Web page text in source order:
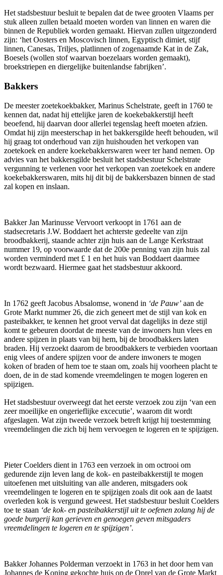
Het stadsbestuur besluit te bepalen dat de twee grooten Vlaams per
stuk alleen zullen betaald moeten worden van linnen en waren die
binnen de Republiek worden gemaakt. Hiervan zullen uitgezonderd
zijn: ‘het Oosters en Moscovisch linnen, Egyptisch dimiet, stijf
linnen, Canesas, Triljes, platlinnen of zogenaamde Kat in de Zak,
Boesels (wollen stof waarvan boezelaars worden gemaakt),
broekstriepen en diergelijke buitenlandse fabrijken’.
Bakkers
De meester zoetekoekbakker, Marinus Schelstrate, geeft in 1760 te
kennen dat, nadat hij ettelijke jaren de koekebakkerstijl heeft
beoefend, hij daarvan door allerlei tegenslag heeft moeten afzien.
Omdat hij zijn meesterschap in het bakkersgilde heeft behouden, wil
hij graag tot onderhoud van zijn huishouden het verkopen van
zoetekoek en andere koekebakkerswaren weer ter hand nemen. Op
advies van het bakkersgilde besluit het stadsbestuur Schelstrate
vergunning te verlenen voor het verkopen van zoetekoek en andere
koekebakkerswaren, mits hij dit bij de bakkersbazen binnen de stad
zal kopen en inslaan.
Bakker Jan Marinusse Vervoort verkoopt in 1761 aan de
stadsecretaris J.W. Boddaert het achterste gedeelte van zijn
broodbakkerij, staande achter zijn huis aan de Lange Kerkstraat
nummer 19, op voorwaarde dat de 200e penning van zijn huis zal
worden verminderd met £ 1 en het huis van Boddaert daarmee
wordt bezwaard. Hiermee gaat het stadsbestuur akkoord.
In 1762 geeft Jacobus Absalomse, wonend in ‘de Pauw’ aan de
Grote Markt nummer 26, die zich geneert met de stijl van kok en
pasteibakker, te kennen het groot verval dat dagelijks in deze stijl
komt te gebeuren doordat de meeste van de inwoners hun vlees en
andere spijzen in plaats van bij hem, bij de broodbakkers laten
braden. Hij verzoekt daarom de broodbakkers te verbieden voortaan
enig vlees of andere spijzen voor de andere inwoners te mogen
koken of braden of hem toe te staan om, zoals hij voorheen placht te
doen, de in de stad komende vreemdelingen te mogen logeren en
spijzigen.
Het stadsbestuur overweegt dat het eerste verzoek zou zijn ‘van een
zeer moeilijke en ongerieflijke excecutie’, waarom dit wordt
afgeslagen. Wat zijn tweede verzoek betreft krijgt hij toestemming
vreemdelingen die zich bij hem vervoegen te logeren en te spijzigen.
Pieter Coelders dient in 1763 een verzoek in om octrooi om
gedurende zijn leven lang de kok- en pasteibakkerstijl te mogen
uitoefenen met uitsluiting van alle anderen, mitsgaders ook
vreemdelingen te logeren en te spijzigen zoals dit ook aan de laatst
overleden kok is vergund geweest. Het stadsbestuur besluit Coelders
toe te staan ‘de kok- en pasteibakkerstijl uit te oefenen zolang hij de
goede burgerij kan gerieven en genoegen geven mitsgaders
vreemdelingen te logeren en te spijzigen’.
Bakker Johannes Polderman verzoekt in 1763 in het door hem van
Johannes de Koning gekochte huis op de Oprel van de Grote Markt